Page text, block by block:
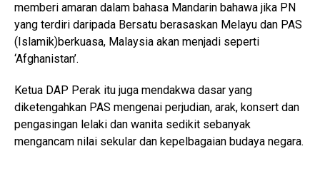
memberi amaran dalam bahasa Mandarin bahawa jika PN
yang terdiri daripada Bersatu berasaskan Melayu dan PAS
(Islamik)berkuasa, Malaysia akan menjadi seperti
‘Afghanistan’.
Ketua DAP Perak itu juga mendakwa dasar yang
diketengahkan PAS mengenai perjudian, arak, konsert dan
pengasingan lelaki dan wanita sedikit sebanyak
mengancam nilai sekular dan kepelbagaian budaya negara.